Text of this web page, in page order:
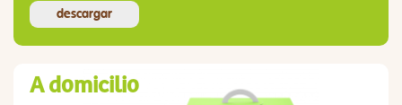
descargar
A domicilio